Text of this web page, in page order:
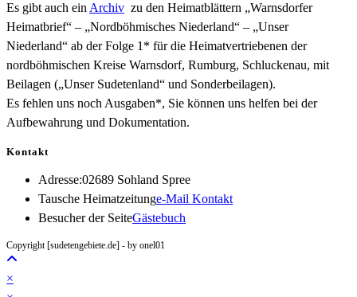
Es gibt auch ein Archiv zu den Heimatblättern „Warnsdorfer
Heimatbrief“ – „Nordböhmisches Niederland“ – „Unser
Niederland“ ab der Folge 1* für die Heimatvertriebenen der
nordböhmischen Kreise Warnsdorf, Rumburg, Schluckenau, mit
Beilagen („Unser Sudetenland“ und Sonderbeilagen).
Es fehlen uns noch Ausgaben*, Sie können uns helfen bei der
Aufbewahrung und Dokumentation.
Kontakt
Adresse:02689 Sohland Spree
Tausche Heimatzeitunge-Mail KontaktOpens
Besucher der SeiteGästebuch
Copyright [sudetengebiete.de] - by onel01
×